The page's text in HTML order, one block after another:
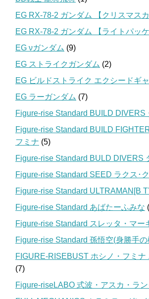
EG RX-78-2 ガンダム 【クリスマスカ
EG RX-78-2 ガンダム 【ライトパッケ
EG νガンダム (9)
EG ストライクガンダム (2)
EG ビルドストライク エクシードギ
EG ラーガンダム (7)
Figure-rise Standard BUILD DIVERS
Figure-rise Standard BUILD
フミナ (5)
Figure-rise Standard BULD DIVERS
Figure-rise Standard SEED ラクス･
Figure-rise Standard ULTRAMAN[B
Figure-rise Standard あばたーふみな
Figure-rise Standard スレッタ・マー
Figure-rise Standard 孫悟空(身勝手
FIGURE-RISEBUST ホシノ・フミナ
(7)
Figure-riseLABO 式波・アスカ・ラ